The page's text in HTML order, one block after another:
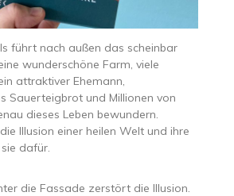
führt nach außen das scheinbar
wunderschöne Farm, viele
attraktiver Ehemann,
Sauerteigbrot und Millionen von
dieses Leben bewundern.
Illusion einer heilen Welt und ihre
dafür.
die Fassade zerstört die Illusion.